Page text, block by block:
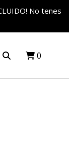
No tenes
0